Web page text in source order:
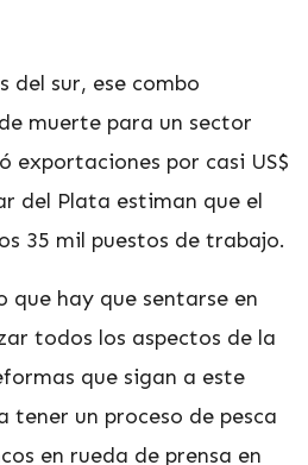
del sur, ese combo
muerte para un sector
exportaciones por casi US$
del Plata estiman que el
35 mil puestos de trabajo.
que hay que sentarse en
todos los aspectos de la
que sigan a este
tener un proceso de pesca
en rueda de prensa en